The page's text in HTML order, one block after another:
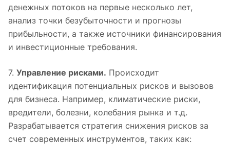
денежных потоков на первые несколько лет,
анализ точки безубыточности и прогнозы
прибыльности, а также источники финансирования
и инвестиционные требования.
7. Управление рисками. Происходит
идентификация потенциальных рисков и вызовов
для бизнеса. Например, климатические риски,
вредители, болезни, колебания рынка и т.д.
Разрабатывается стратегия снижения рисков за
счет современных инструментов, таких как: